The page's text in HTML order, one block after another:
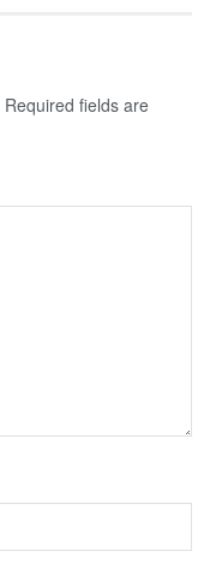
Required fields are